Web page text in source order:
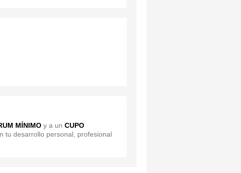
MÍNIMO y a un CUPO
tu desarrollo personal, profesional